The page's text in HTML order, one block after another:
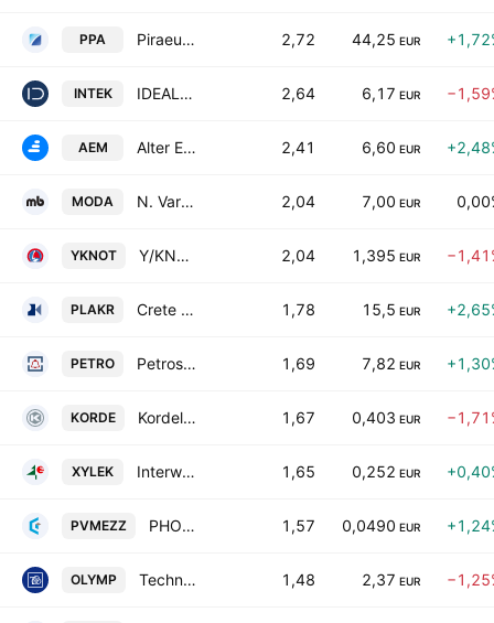
PPA Piraeus Port Authority S.A. 2,72 44,25 EUR
INTEK IDEAL HOLDINGS S.A. 2,64 6,17 EUR
AEM Alter Ego Media S.A. 2,41 6,60 EUR
MODA N. Varveris-Moda Bagno S.A. 2,04 7,00 EUR
YKNOT Y/KNOT S.A 2,04 1,395 EUR
PLAKR Crete Plastics SA 1,78 15,5 EUR
PETRO Petros Petropoulos 1,69 7,82 EUR
KORDE Kordellos Bros S.A. 1,67 0,403 EUR
XYLEK Interwood-Xylemporia A.T.E.N.E. 1,65 0,252 EUR
PVMEZZ PHOENIX VEGA MEZZ LTD 1,57 0,0490 EUR
OLYMP Technical Olympic S.A. 1,48 2,37 EUR